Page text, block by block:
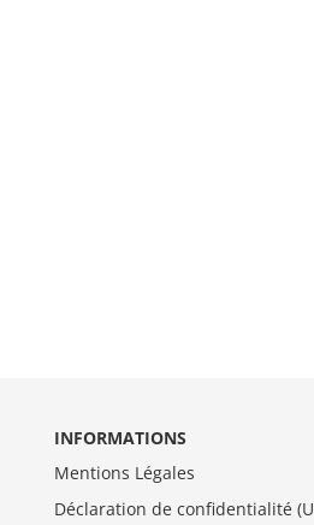
INFORMATIONS
Mentions Légales
Déclaration de confidentialité